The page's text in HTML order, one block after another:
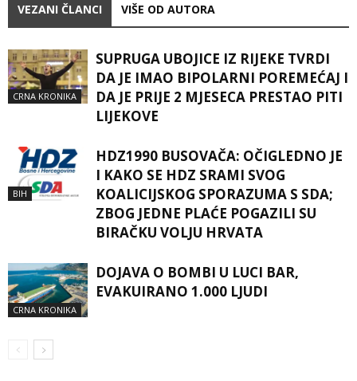
VEZANI ČLANCI VIŠE OD AUTORA
CRNA KRONIKA
SUPRUGA UBOJICE IZ RIJEKE TVRDI
DA JE IMAO BIPOLARNI POREMEĆAJ I
DA JE PRIJE 2 MJESECA PRESTAO PITI
LIJEKOVE
BIH
HDZ1990 BUSOVAČA: OČIGLEDNO JE
I KAKO SE HDZ SRAMI SVOG
KOALICIJSKOG SPORAZUMA S SDA;
ZBOG JEDNE PLAĆE POGAZILI SU
BIRAČKU VOLJU HRVATA
CRNA KRONIKA
DOJAVA O BOMBI U LUCI BAR,
EVAKUIRANO 1.000 LJUDI